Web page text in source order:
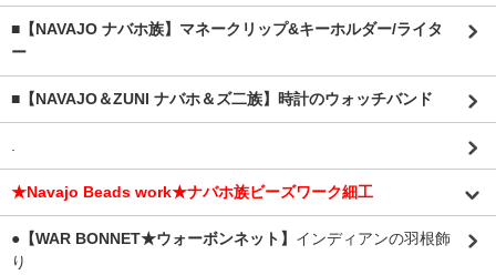
■【NAVAJO ナバホ族】マネークリップ&キーホルダー/ライタ
ー
■【NAVAJO＆ZUNI ナバホ＆ズ二族】時計のウォッチバンド
.
★Navajo Beads work★ナバホ族ビーズワーク細工
●【WAR BONNET★ウォーボンネット】 インディアンの羽根飾
り